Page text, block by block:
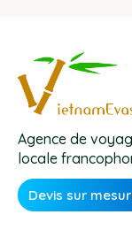
Agence de
locale
Devis sur